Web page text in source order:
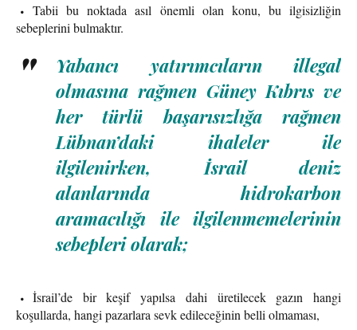
Tabii bu noktada asıl önemli olan konu, bu ilgisizliğin
sebeplerini bulmaktır.
Yabancı yatırımcıların illegal
olmasına rağmen Güney Kıbrıs ve
her türlü başarısızlığa rağmen
Lübnan’daki ihaleler ile
ilgilenirken, İsrail deniz
alanlarında hidrokarbon
aramacılığı ile ilgilenmemelerinin
sebepleri olarak;
İsrail’de bir keşif yapılsa dahi üretilecek gazın hangi
koşullarda, hangi pazarlara sevk edileceğinin belli olmaması,